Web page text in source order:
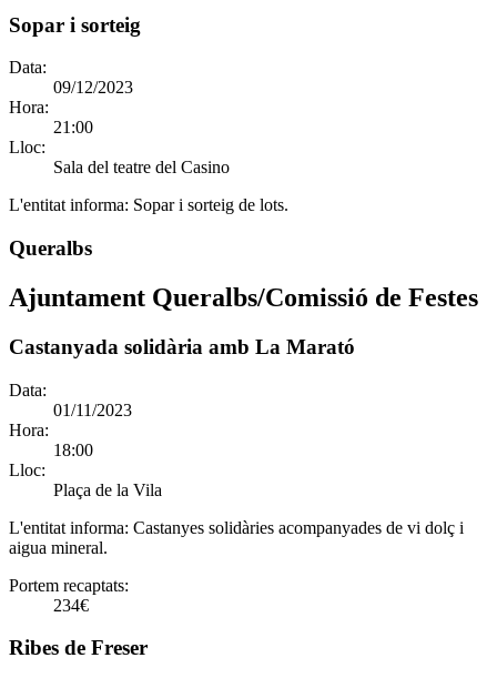
Sopar i sorteig
Data:
09/12/2023
Hora:
21:00
Lloc:
Sala del teatre del Casino
L'entitat informa: Sopar i sorteig de lots.
Queralbs
Ajuntament Queralbs/Comissió de Festes
Castanyada solidària amb La Marató
Data:
01/11/2023
Hora:
18:00
Lloc:
Plaça de la Vila
L'entitat informa: Castanyes solidàries acompanyades de vi dolç i
aigua mineral.
Portem recaptats:
234€
Ribes de Freser